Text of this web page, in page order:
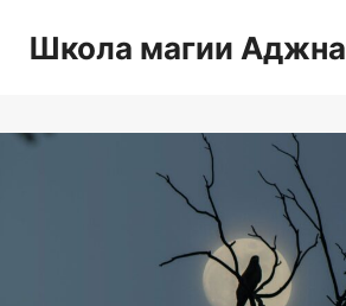
Школа магии Аджна